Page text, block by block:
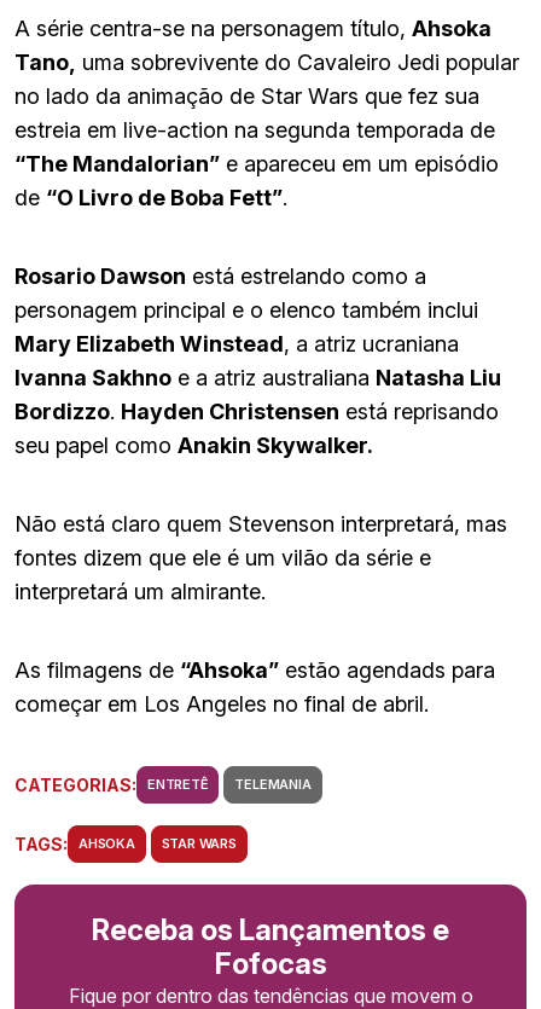
A série centra-se na personagem título, Ahsoka
Tano, uma sobrevivente do Cavaleiro Jedi popular
no lado da animação de Star Wars que fez sua
estreia em live-action na segunda temporada de
“The Mandalorian” e apareceu em um episódio
de “O Livro de Boba Fett”.
Rosario Dawson está estrelando como a
personagem principal e o elenco também inclui
Mary Elizabeth Winstead, a atriz ucraniana
Ivanna Sakhno e a atriz australiana Natasha Liu
Bordizzo. Hayden Christensen está reprisando
seu papel como Anakin Skywalker.
Não está claro quem Stevenson interpretará, mas
fontes dizem que ele é um vilão da série e
interpretará um almirante.
As filmagens de “Ahsoka” estão agendads para
começar em Los Angeles no final de abril.
CATEGORIAS: ENTRETÊ TELEMANIA
TAGS: AHSOKA STAR WARS
Receba os Lançamentos e
Fofocas
Fique por dentro das tendências que movem o